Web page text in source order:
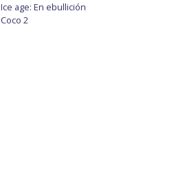
Ice age: En ebullición
Coco 2